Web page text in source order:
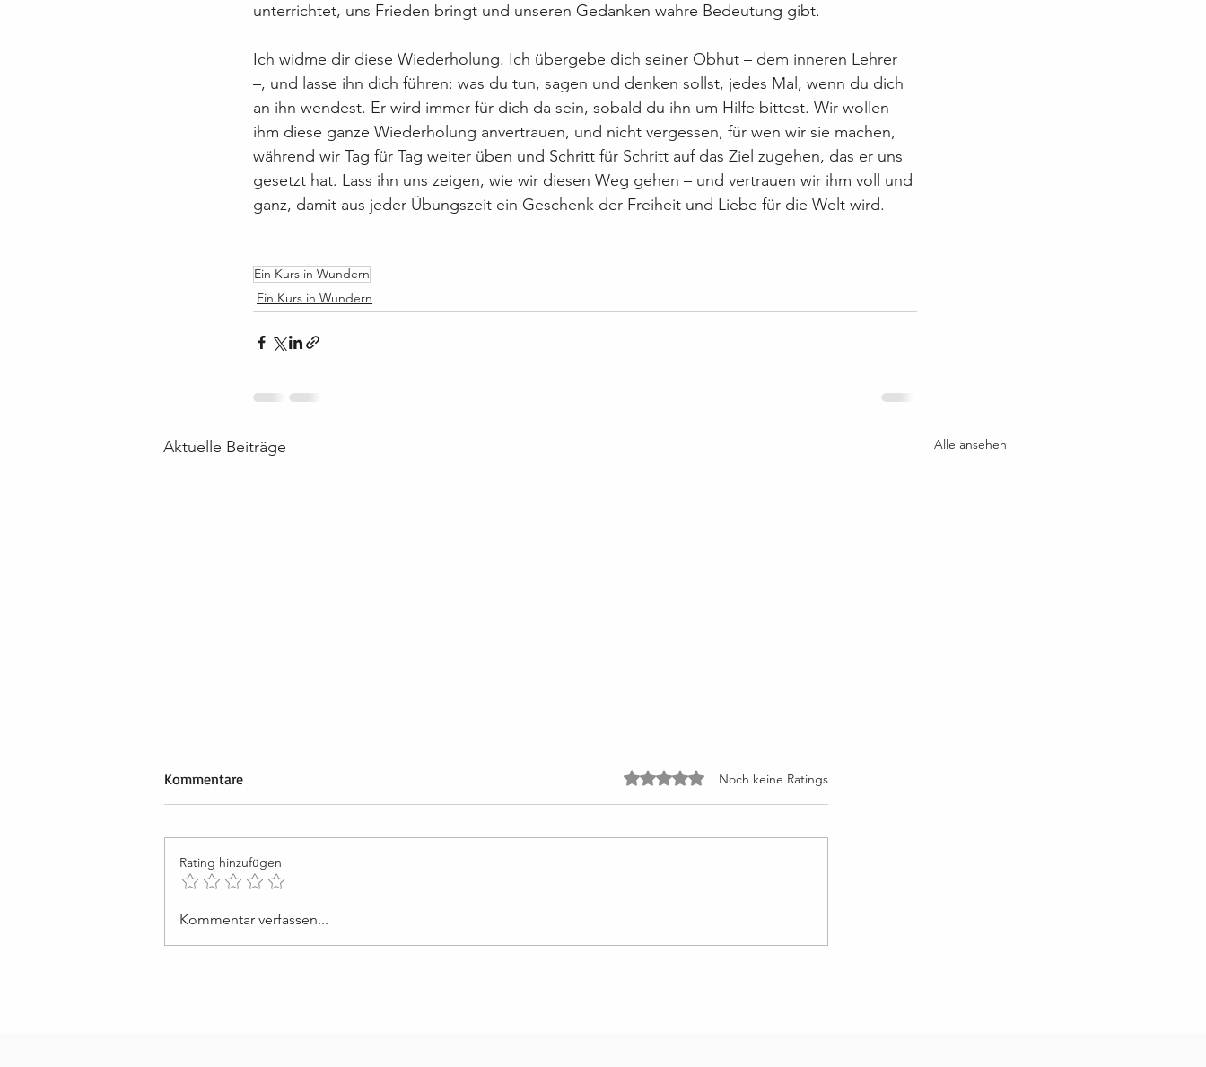
unterrichtet, uns Frieden bringt und unseren Gedanken wahre Bedeutung gibt.
Ich widme dir diese Wiederholung. Ich übergebe dich seiner Obhut – dem inneren Lehrer
–, und lasse ihn dich führen: was du tun, sagen und denken sollst, jedes Mal, wenn du dich
an ihn wendest. Er wird immer für dich da sein, sobald du ihn um Hilfe bittest. Wir wollen
ihm diese ganze Wiederholung anvertrauen, und nicht vergessen, für wen wir sie machen,
während wir Tag für Tag weiter üben und Schritt für Schritt auf das Ziel zugehen, das er uns
gesetzt hat. Lass ihn uns zeigen, wie wir diesen Weg gehen – und vertrauen wir ihm voll und
ganz, damit aus jeder Übungszeit ein Geschenk der Freiheit und Liebe für die Welt wird.
Ein Kurs in Wundern
Ein Kurs in Wundern
Aktuelle Beiträge Alle ansehen
Lektion 50: Ich werde von der
Kommentare Mit 0 von 5 Sternen bewertet.
Noch keine Ratings
Rating hinzufügen
Kommentar verfassen...